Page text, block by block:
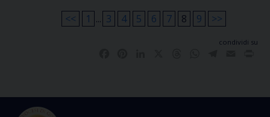
<<
1 ... 3 4 5 6 7 8 9 >>
condividi su